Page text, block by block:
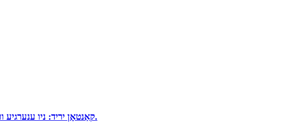
קוואַליטעט רייזע, צוקונפֿט ין ריטש! - פאָרויסיקע ווייַזונג פון יגזיבאַץ אין די 136th קאַנטאָן יריד: ניו ענערגיע וועהיקלעס.